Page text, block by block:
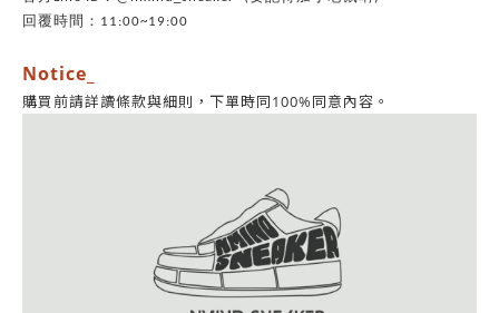
回覆時間：11:00~19:00
Notice_
購買前請詳讀條款與細則，下單時同100%同意內容。